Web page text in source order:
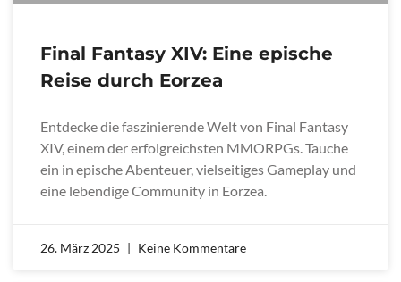
Final Fantasy XIV: Eine epische
Reise durch Eorzea
Entdecke die faszinierende Welt von Final Fantasy
XIV, einem der erfolgreichsten MMORPGs. Tauche
ein in epische Abenteuer, vielseitiges Gameplay und
eine lebendige Community in Eorzea.
26. März 2025 Keine Kommentare